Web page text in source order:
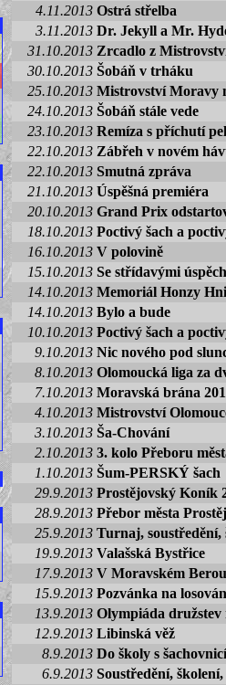
4.11.2013 Ostrá střelba
3.11.2013 Dr. Jekyll a Mr.
31.10.2013 Zrcadlo z
30.10.2013 Šobáň v trháku
25.10.2013 Mistrovství Moravy
24.10.2013 Šobáň stále vede
23.10.2013 Remíza s příchutí
22.10.2013 Zábřeh v novém
22.10.2013 Smutná zpráva
21.10.2013 Úspěšná premiéra
20.10.2013 Grand Prix
18.10.2013 Poctivý šach a
16.10.2013 V polovině
15.10.2013 Se střídavými
14.10.2013 Memoriál Honzy
14.10.2013 Bylo a bude
10.10.2013 Poctivý šach a
9.10.2013 Nic nového pod
8.10.2013 Olomoucká liga za
7.10.2013 Moravská brána
4.10.2013 Mistrovství
3.10.2013 Ša-Chování
2.10.2013 3. kolo Přeboru
1.10.2013 Šum-PERSKÝ šach
29.9.2013 Prostějovský Koník
28.9.2013 Přebor města
25.9.2013 Turnaj, soustředění,
19.9.2013 Valašská Bystřice
17.9.2013 V Moravském
15.9.2013 Pozvánka na
13.9.2013 Olympiáda družstev
12.9.2013 Libinská věž
8.9.2013 Do školy s šachovnicí
6.9.2013 Soustředění,